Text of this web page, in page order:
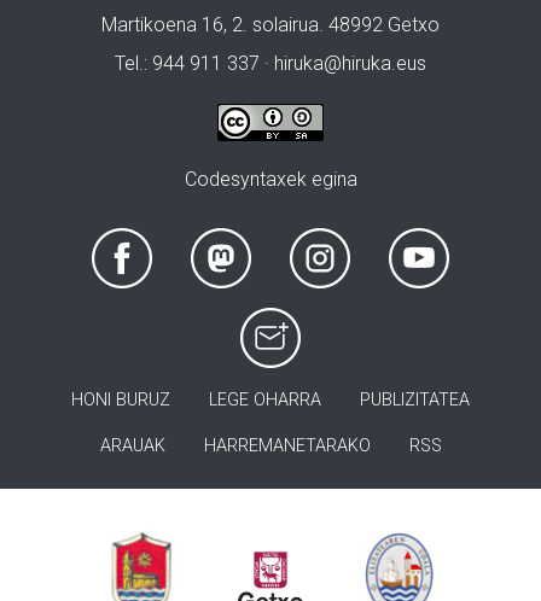
Martikoena 16, 2. solairua. 48992 Getxo
Tel.: 944 911 337 · hiruka@hiruka.eus
Codesyntaxek egina
HONI BURUZ LEGE OHARRA PUBLIZITATEA
ARAUAK HARREMANETARAKO RSS